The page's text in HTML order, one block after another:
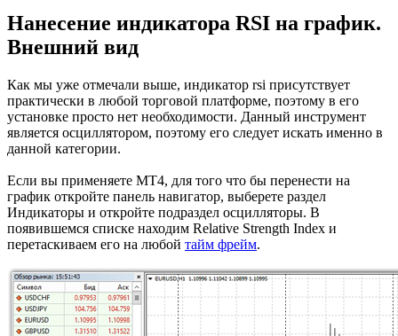
Нанесение индикатора RSI на график.
Внешний вид
Как мы уже отмечали выше, индикатор rsi присутствует
практически в любой торговой платформе, поэтому в его
установке просто нет необходимости. Данный инструмент
является осциллятором, поэтому его следует искать именно в
данной категории.
Если вы применяете МТ4, для того что бы перенести на
график откройте панель навигатор, выберете раздел
Индикаторы и откройте подраздел осцилляторы. В
появившемся списке находим Relative Strength Index и
перетаскиваем его на любой тайм фрейм.